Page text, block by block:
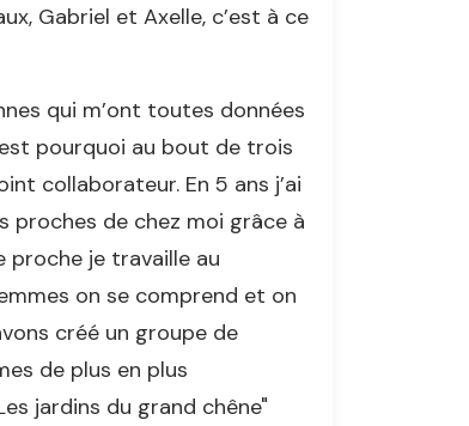
Gabriel et Axelle, c’est à ce
qui m’ont toutes données
pourquoi au bout de trois
collaborateur. En 5 ans j’ai
proches de chez moi grâce à
proche je travaille au
on se comprend et on
créé un groupe de
de plus en plus
jardins du grand chêne"